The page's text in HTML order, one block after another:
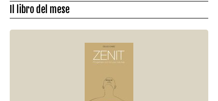
Il libro del mese